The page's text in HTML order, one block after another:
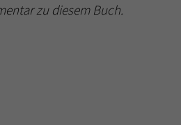
zu diesem Buch.